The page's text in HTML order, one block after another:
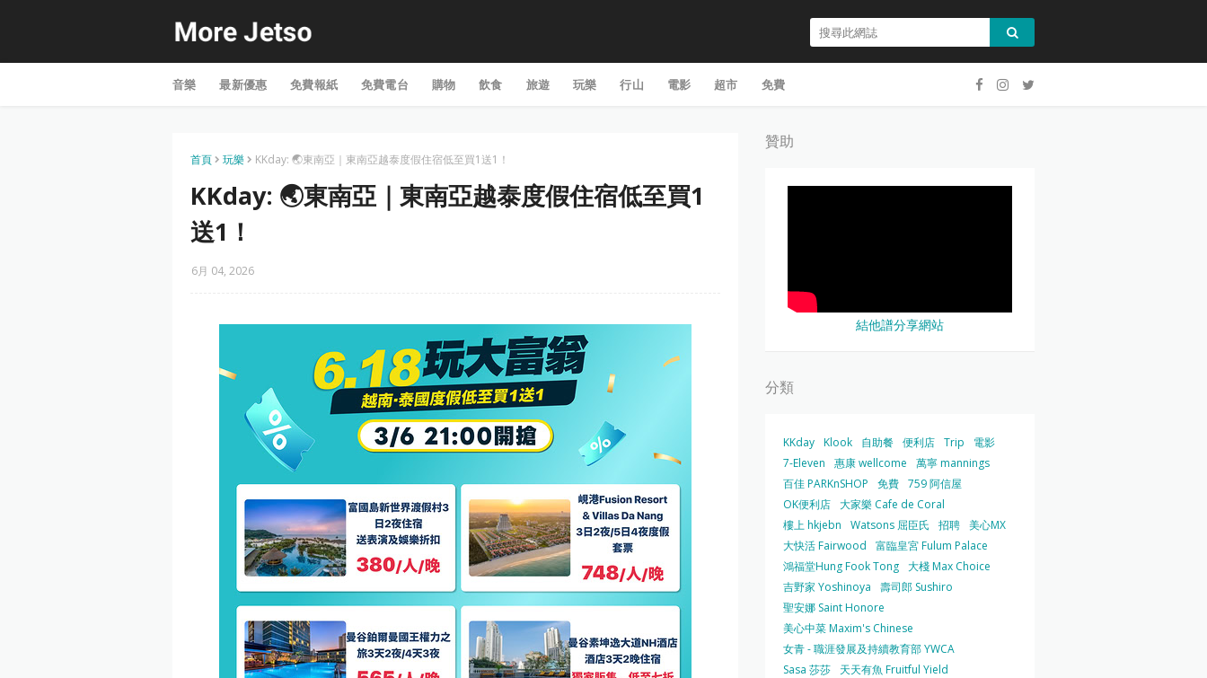
音樂 最新優惠 免費報紙 免費電台 購物 飲食 旅遊 玩樂 行山 電影 超市 免費
首頁 玩樂 KKday: 🌏東南亞｜東南亞越泰度假住宿低至買1送1！
KKday: 🌏東南亞｜東南亞越泰度假住宿低至買1
送1！
6月 04, 2026
贊助
結他譜分享網站
分類
KKday Klook 自助餐 便利店 Trip
電影
7-Eleven
惠康 wellcome
萬寧 mannings
百佳 PARKnSHOP
免費 759 阿信屋
OK便利店 大家樂 Cafe de Coral
樓上 hkjebn
Watsons 屈臣氏 招聘 美心MX
大快活 Fairwood
富臨皇宮 Fulum Palace
鴻福堂Hung Fook Tong 大棧 Max Choice
吉野家 Yoshinoya
壽司郎 Sushiro
聖安娜 Saint Honore
美心中菜 Maxim's Chinese
女青 - 職涯發展及持續教育部 YWCA
Sasa 莎莎
天天有魚 Fruitful Yield